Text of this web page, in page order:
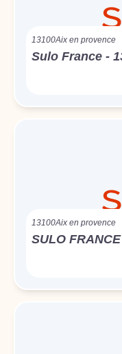
13100Aix en provence
Sulo France -
13100Aix en provence
SULO FRANCE